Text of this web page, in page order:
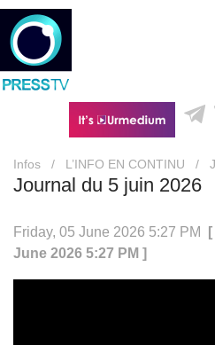
Infos / L’INFO EN CONTINU /
Journal du 5 juin 2026
Friday, 05 June 2026 5:27 PM
June 2026 5:27 PM ]